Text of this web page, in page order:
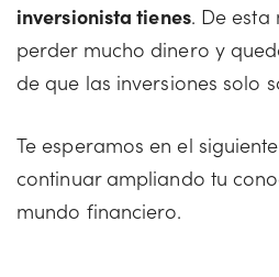
inversionista tienes. De esta
perder mucho dinero y
de que las inversiones solo
Te esperamos en el
continuar ampliando tu
mundo financiero.